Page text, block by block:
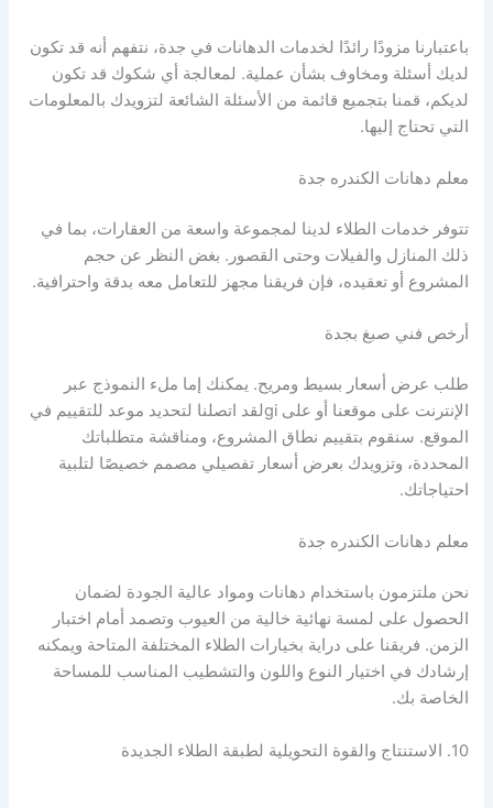
باعتبارنا مزودًا رائدًا لخدمات الدهانات في جدة، نتفهم أنه قد تكون
لديك أسئلة ومخاوف بشأن عملية. لمعالجة أي شكوك قد تكون
لديكم، قمنا بتجميع قائمة من الأسئلة الشائعة لتزويدك بالمعلومات
التي تحتاج إليها.
معلم دهانات الكندره جدة
تتوفر خدمات الطلاء لدينا لمجموعة واسعة من العقارات، بما في
ذلك المنازل والفيلات وحتى القصور. بغض النظر عن حجم
المشروع أو تعقيده، فإن فريقنا مجهز للتعامل معه بدقة واحترافية.
أرخص فني صبغ بجدة
طلب عرض أسعار بسيط ومريح. يمكنك إما ملء النموذج عبر
الإنترنت على موقعنا أو على giلقد اتصلنا لتحديد موعد للتقييم في
الموقع. سنقوم بتقييم نطاق المشروع، ومناقشة متطلباتك
المحددة، وتزويدك بعرض أسعار تفصيلي مصمم خصيصًا لتلبية
احتياجاتك.
معلم دهانات الكندره جدة
نحن ملتزمون باستخدام دهانات ومواد عالية الجودة لضمان
الحصول على لمسة نهائية خالية من العيوب وتصمد أمام اختبار
الزمن. فريقنا على دراية بخيارات الطلاء المختلفة المتاحة ويمكنه
إرشادك في اختيار النوع واللون والتشطيب المناسب للمساحة
الخاصة بك.
10. الاستنتاج والقوة التحويلية لطبقة الطلاء الجديدة